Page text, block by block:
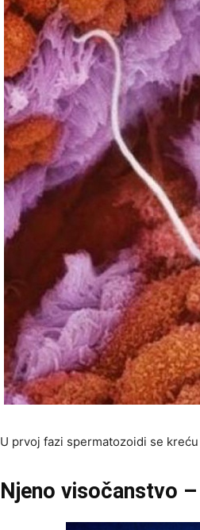
U prvoj fazi spermatozoidi se
Njeno visočanstvo